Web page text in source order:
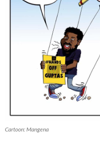
Cartoon: Mangena